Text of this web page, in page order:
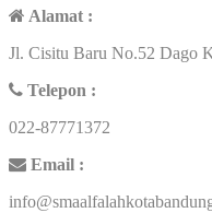
Alamat :
Jl. Cisitu Baru No.52 Dago
Telepon :
022-87771372
Email :